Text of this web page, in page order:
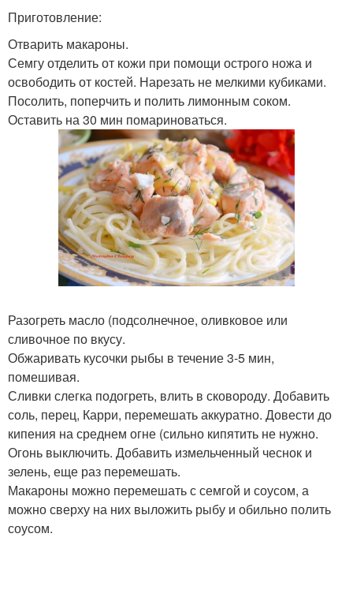
Приготовление:
Отварить макароны.
Семгу отделить от кожи при помощи острого ножа и
освободить от костей. Нарезать не мелкими кубиками.
Посолить, поперчить и полить лимонным соком.
Оставить на 30 мин помариноваться.
Разогреть масло (подсолнечное, оливковое или
сливочное по вкусу.
Обжаривать кусочки рыбы в течение 3-5 мин,
помешивая.
Сливки слегка подогреть, влить в сковороду. Добавить
соль, перец, Карри, перемешать аккуратно. Довести до
кипения на среднем огне (сильно кипятить не нужно.
Огонь выключить. Добавить измельченный чеснок и
зелень, еще раз перемешать.
Макароны можно перемешать с семгой и соусом, а
можно сверху на них выложить рыбу и обильно полить
соусом.